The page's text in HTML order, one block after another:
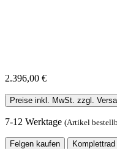
2.396,00 €
Preise inkl. MwSt. zzgl.
7-12 Werktage (Artikel
Felgen kaufen